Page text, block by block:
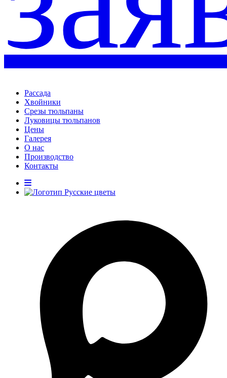
Рассада
Хвойники
Срезы тюльпаны
Луковицы тюльпанов
Цены
Галерея
О нас
Производство
Контакты